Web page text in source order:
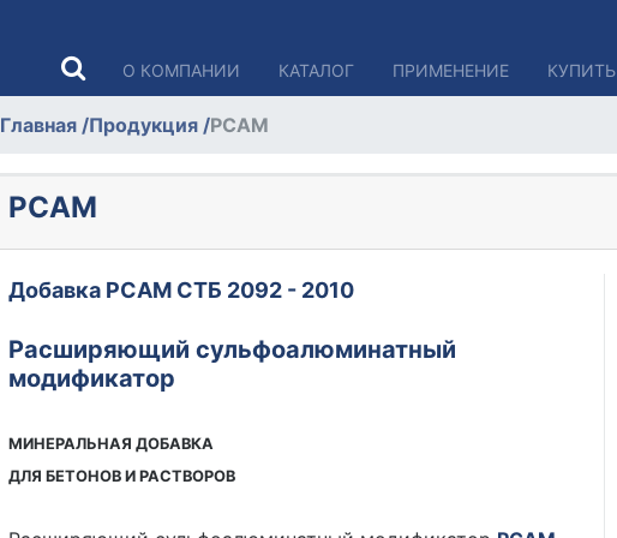
О КОМПАНИИ КАТАЛОГ ПРИМЕНЕНИЕ КУПИТЬ
Продукция /
Главная / РСАМ
РСАМ
Добавка РСАМ СТБ 2092 - 2010
Расширяющий сульфоалюминатный
модификатор
МИНЕРАЛЬНАЯ ДОБАВКА
ДЛЯ БЕТОНОВ И РАСТВОРОВ